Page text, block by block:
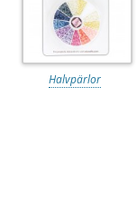
Halvpärlor